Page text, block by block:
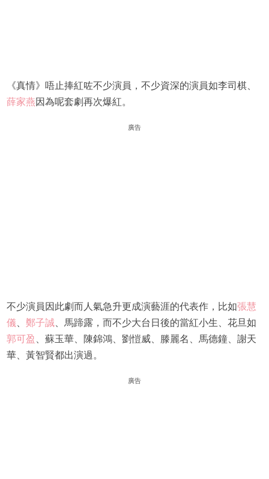
《真情》唔止捧紅咗不少演員，不少資深的演員如李司棋、
薛家燕因為呢套劇再次爆紅。
廣告
不少演員因此劇而人氣急升更成演藝涯的代表作，比如張慧
儀
鄭子誠、馬蹄露，而不少大台日後的當紅小生、花旦如
郭可盈 、蘇玉華、陳錦鴻、劉愷威、滕麗名、馬德鐘、謝天
華、黃智賢都出演過。
廣告